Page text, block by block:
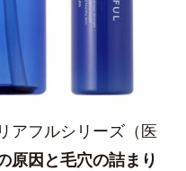
アフルシリーズ（医
原因と毛穴の詰まり